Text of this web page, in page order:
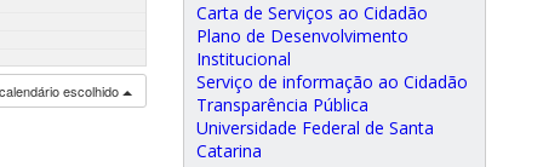
escolhido
Carta de Serviços ao Cidadão
Plano de Desenvolvimento
Institucional
Serviço de informação ao Cidadão
Transparência Pública
Universidade Federal de Santa
Catarina